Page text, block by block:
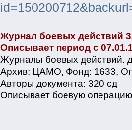
Журнал боевых действий
Описывает период с
Журналы боевых действий.
Архив: ЦАМО, Фонд: 1633,
Авторы документа: 320 сд
Описывает боевую